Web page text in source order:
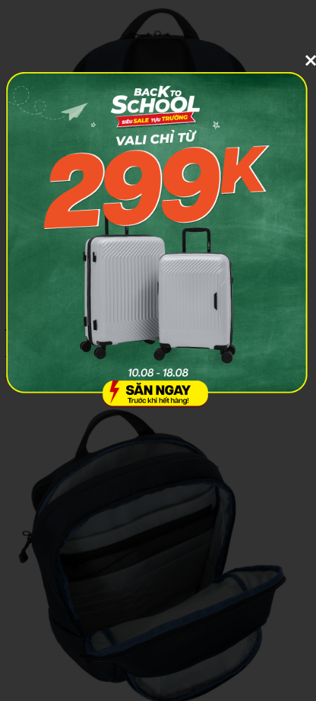
Trang bị nhiều ngăn chứa đa năng
- Ngăn chính vừa vặn với Laptop/Macbook tới 15.6"
- Ngăn để chai nước hai bên với dung tích lớn